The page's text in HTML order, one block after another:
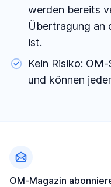
werden bereits
Übertragung an
ist.
Kein Risiko:
und können
OM-Magazin